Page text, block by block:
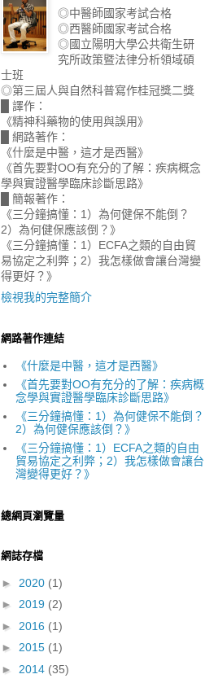
◎中醫師國家考試合格
◎西醫師國家考試合格
◎國立陽明大學公共衛生研
究所政策暨法律分析領域碩
士班
◎第三屆人與自然科普寫作桂冠獎二獎
█ 譯作：
《精神科藥物的使用與誤用》
█ 網路著作：
《什麼是中醫，這才是西醫》
《首先要對OO有充分的了解：疾病概念
學與實證醫學臨床診斷思路》
█ 簡報著作：
《三分鐘搞懂：1）為何健保不能倒？
2）為何健保應該倒？》
《三分鐘搞懂：1）ECFA之類的自由貿
易協定之利弊；2）我怎樣做會讓台灣變
得更好？》
檢視我的完整簡介
網路著作連結
《什麼是中醫，這才是西醫》
《首先要對OO有充分的了解：疾病概
念學與實證醫學臨床診斷思路》
《三分鐘搞懂：1）為何健保不能倒？
2）為何健保應該倒？》
《三分鐘搞懂：1）ECFA之類的自由
貿易協定之利弊；2）我怎樣做會讓台
灣變得更好？》
總網頁瀏覽量
網誌存檔
► 2020 (1)
► 2019 (2)
► 2016 (1)
► 2015 (1)
► 2014 (35)